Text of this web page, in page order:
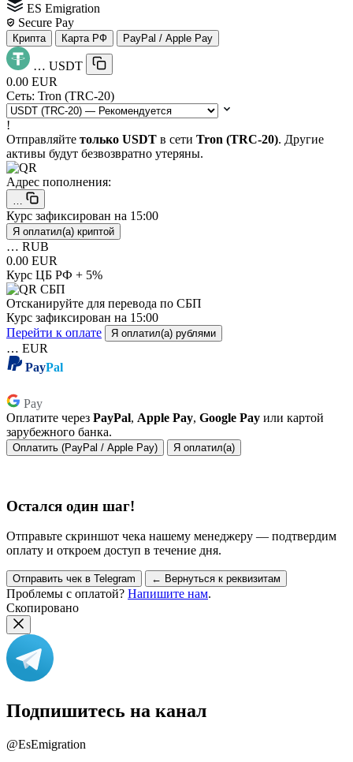
ES Emigration
Secure Pay
Крипта Карта РФ PayPal / Apple Pay
… USDT
0.00 EUR
Сеть: Tron (TRC-20)
!
Отправляйте только USDT в сети Tron (TRC-20). Другие
активы будут безвозвратно утеряны.
Адрес пополнения:
Курс зафиксирован на 15:00
Я оплатил(а) криптой
… RUB
0.00 EUR
Курс ЦБ РФ + 5%
Отсканируйте для перевода по СБП
Курс зафиксирован на 15:00
Перейти к оплате
Я оплатил(а) рублями
… EUR
PayPal
Pay
Оплатите через PayPal, Apple Pay, Google Pay или картой
зарубежного банка.
Оплатить (PayPal / Apple Pay) Я оплатил(а)
Остался один шаг!
Отправьте скриншот чека нашему менеджеру — подтвердим
оплату и откроем доступ в течение дня.
Отправить чек в Telegram ← Вернуться к реквизитам
Проблемы с оплатой? Напишите нам.
Скопировано
Подпишитесь на канал
@EsEmigration